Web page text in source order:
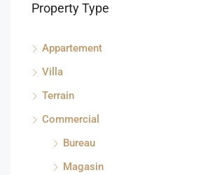
Property Type
Appartement
Villa
Terrain
Commercial
Bureau
Magasin